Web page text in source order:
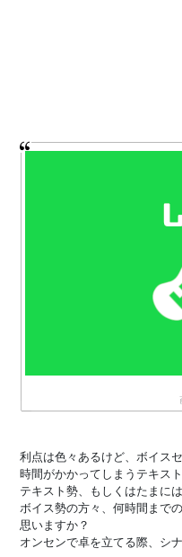
利点は色々あるけど、ボイス
時間がかかってしまうテキス
テキスト勢、もしくはたまに
ボイス勢の方々、何時間まで
思いますか？
オンセンで卓を立てる際、シ